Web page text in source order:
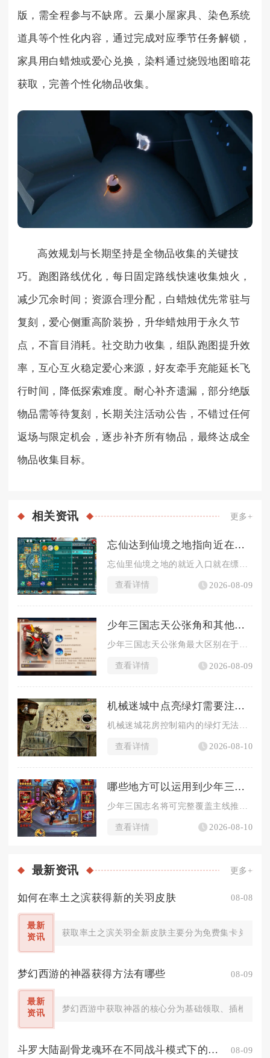
版，需全程参与不缺席。云巢小屋家具、染色系统
道具等个性化内容，通过完成对应季节任务解锁，
家具用白蜡烛或爱心兑换，染料通过烧毁地图暗花
获取，完善个性化物品收集。
高效规划与长期坚持是全物品收集的关键技
巧。跑图路线优化，每日固定路线快速收集烛火，
减少冗余时间；资源合理分配，白蜡烛优先常驻与
复刻，爱心侧重高阶装扮，升华蜡烛用于永久节
点，不盲目消耗。社交助力收集，组队跑图提升效
率，互心互火稳定爱心来源，好友牵手充能延长飞
行时间，降低探索难度。耐心补齐遗漏，部分绝版
物品需等待复刻，长期关注活动公告，不错过任何
返场与限定机会，逐步补齐所有物品，最终达成全
物品收集目标。
相关资讯 更多+
忘仙达到仙境之地指向近在何处
查看详情 2026-08-09
少年三国志天公张角和其他角色有什么差别
少年三国志天公张角最大区别在于兼具群体控怒、持续易伤与团队生...
查看详情 2026-08-09
机械迷城中点亮绿灯需要注意什么
查看详情 2026-08-10
哪些地方可以运用到少年三国志名将
查看详情 2026-08-10
最新资讯 更多+
如何在率土之滨获得新的关羽皮肤 08-08
最新
资讯
获取率土之滨关羽全新皮肤主要分为免费集卡兑换
梦幻西游的神器获得方法有哪些 08-09
最新
资讯
梦幻西游中获取神器的核心分为基础领取、插槽解
斗罗大陆副骨龙魂环在不同战斗模式下的搭配策略是什么 08-09